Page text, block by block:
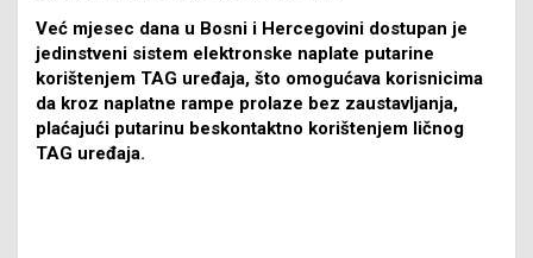
Već mjesec dana u Bosni i Hercegovini dostupan je
jedinstveni sistem elektronske naplate putarine
korištenjem TAG uređaja, što omogućava korisnicima
da kroz naplatne rampe prolaze bez zaustavljanja,
plaćajući putarinu beskontaktno korištenjem ličnog
TAG uređaja.